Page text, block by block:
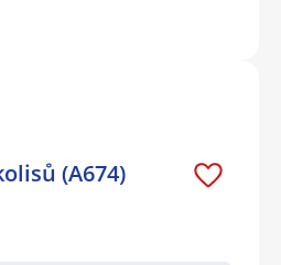
(A674)